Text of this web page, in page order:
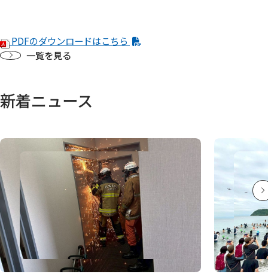
PDFのダウンロードはこちら
一覧を見る
新着ニュース